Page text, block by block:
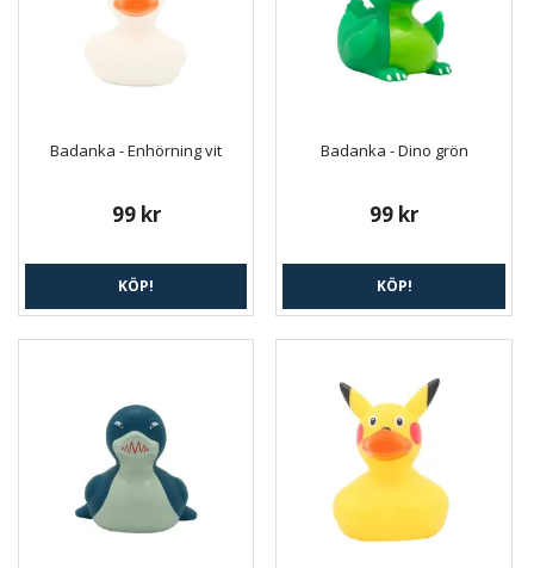
Badanka - Enhörning vit
99 kr
KÖP!
Badanka - Dino grön
99 kr
KÖP!